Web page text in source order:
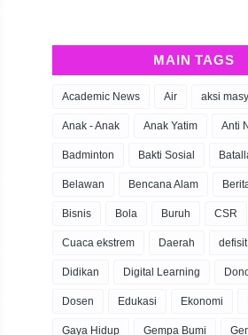
MAIN TAGS
Academic News Air aksi
Anak - Anak Anak Yatim Anti
Badminton Bakti Sosial
Belawan Bencana Alam
Bisnis Bola Buruh CSR
Cuaca ekstrem Daerah defisit
Didikan Digital Learning
Dosen Edukasi Ekonomi
Gaya Hidup Gempa Bumi